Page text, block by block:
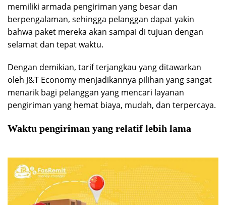
memiliki armada pengiriman yang besar dan
berpengalaman, sehingga pelanggan dapat yakin
bahwa paket mereka akan sampai di tujuan dengan
selamat dan tepat waktu.
Dengan demikian, tarif terjangkau yang ditawarkan
oleh J&T Economy menjadikannya pilihan yang sangat
menarik bagi pelanggan yang mencari layanan
pengiriman yang hemat biaya, mudah, dan terpercaya.
Waktu pengiriman yang relatif lebih lama